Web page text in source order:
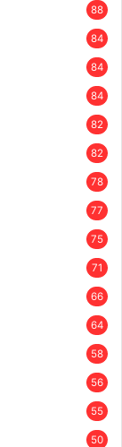
88
84
84
84
82
82
78
77
75
71
66
64
58
56
55
50